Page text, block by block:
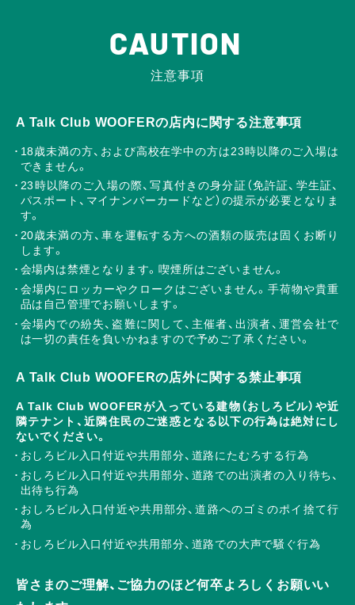
CAUTION
注意事項
A Talk Club WOOFERの店内に関する注意事項
18歳未満の方、および高校在学中の方は23時以降のご入場は
できません。
23時以降のご入場の際、写真付きの身分証（免許証、学生証、
パスポート、マイナンバーカードなど）の提示が必要となりま
す。
20歳未満の方、車を運転する方への酒類の販売は固くお断り
します。
会場内は禁煙となります。喫煙所はございません。
会場内にロッカーやクロークはございません。手荷物や貴重
品は自己管理でお願いします。
会場内での紛失、盗難に関して、主催者、出演者、運営会社で
は一切の責任を負いかねますので予めご了承ください。
A Talk Club WOOFERの店外に関する禁止事項
A Talk Club WOOFERが入っている建物（おしろビル）や近
隣テナント、近隣住民のご迷惑となる以下の行為は絶対にし
ないでください。
おしろビル入口付近や共用部分、道路にたむろする行為
おしろビル入口付近や共用部分、道路での出演者の入り待ち、
出待ち行為
おしろビル入口付近や共用部分、道路へのゴミのポイ捨て行
為
おしろビル入口付近や共用部分、道路での大声で騒ぐ行為
皆さまのご理解、ご協力のほど何卒よろしくお願いい